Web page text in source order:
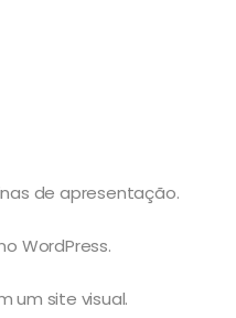
de apresentação.
WordPress.
um site visual.